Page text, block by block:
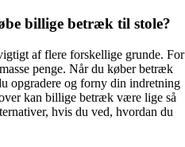
billige betræk til stole?
af flere forskellige grunde. For
penge. Når du køber betræk
opgradere og forny din indretning
kan billige betræk være lige så
hvis du ved, hvordan du